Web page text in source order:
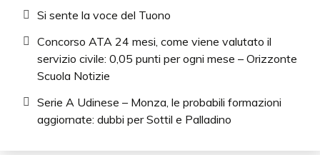
Si sente la voce del Tuono
Concorso ATA 24 mesi, come viene valutato il
servizio civile: 0,05 punti per ogni mese – Orizzonte
Scuola Notizie
Serie A Udinese – Monza, le probabili formazioni
aggiornate: dubbi per Sottil e Palladino